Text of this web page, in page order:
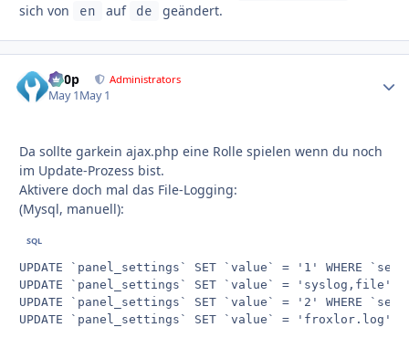
sich von
en auf de geändert.
d00p Administrators
May 1May 1
Da sollte garkein ajax.php eine Rolle spielen wenn du noch
im Update-Prozess bist.
Aktivere doch mal das File-Logging:
(Mysql, manuell):
UPDATE `panel_settings` SET `value` = '1' WHERE
UPDATE `panel_settings` SET `value` = 'syslog,file'
UPDATE `panel_settings` SET `value` = '2' WHERE
UPDATE `panel_settings` SET `value` = 'froxlor.log'